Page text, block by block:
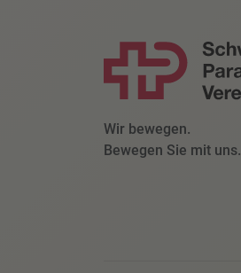
Wir bewegen.
Bewegen Sie mit uns.